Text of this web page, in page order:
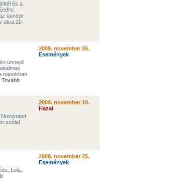
és a
ünnepi
utca 20-
ünnepli
napokban
Tovább
2009. november 26.
Események
szólal
2009. november 10.
Hazai
Lola,
2009. november 25.
Események